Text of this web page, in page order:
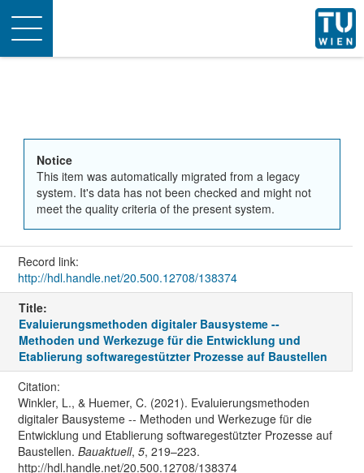
Toggle
navigation
Notice
This item was automatically migrated from a legacy
system. It's data has not been checked and might not
meet the quality criteria of the present system.
Record link:
http://hdl.handle.net/20.500.12708/138374
Title:
Evaluierungsmethoden digitaler Bausysteme --
Methoden und Werkezuge für die Entwicklung und
Etablierung softwaregestützter Prozesse auf Baustellen
Citation:
Winkler, L., & Huemer, C. (2021). Evaluierungsmethoden
digitaler Bausysteme -- Methoden und Werkezuge für die
Entwicklung und Etablierung softwaregestützter Prozesse auf
Baustellen. Bauaktuell, 5, 219–223.
http://hdl.handle.net/20.500.12708/138374